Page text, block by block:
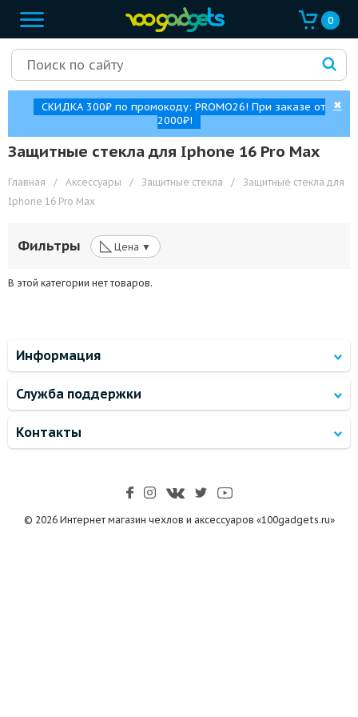
0
СКИДКА 300₽ по промокоду: PROMO26! При заказе от
2000₽!
✖
Защитные стекла для Iphone 16 Pro Max
Главная / Аксессуары / Защитные стекла /
Защитные стекла для
Iphone 16 Pro Max
Фильтры ◺ Цена ▼
В этой категории нет товаров.
Информация
Служба поддержки
Контакты
© 2026 Интернет магазин чехлов и аксессуаров «100gadgets.ru»